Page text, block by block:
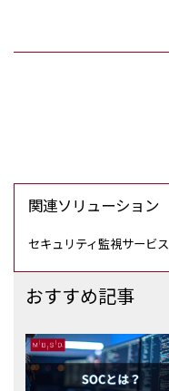
関連ソリューション
セキュリティ監視サービス
おすすめ記事